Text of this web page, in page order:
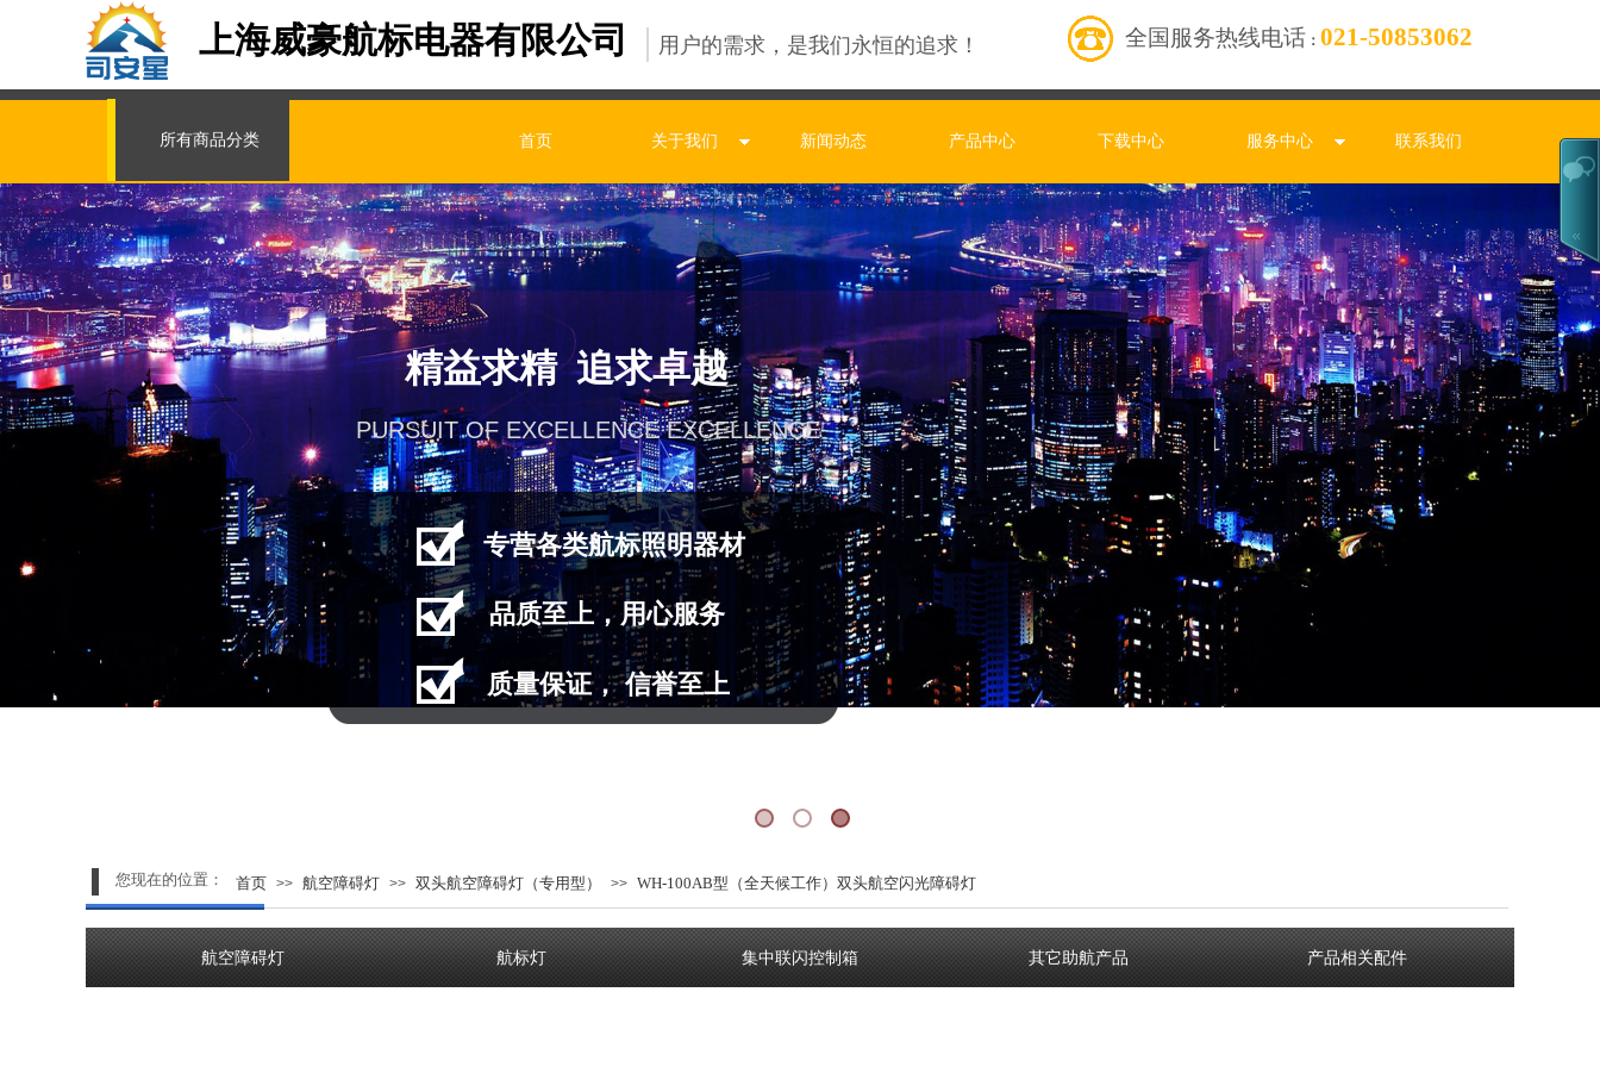
上海威豪航标电器有限公司 全国服务热线电话 ： 021-50853062
用户的需求，是我们永恒的追求！
所有商品分类 首页 关于我们 新闻动态 产品中心 下载中心 服务中心 联系我们
精益求精 追求卓越
PURSUIT OF EXCELLENCE EXCELLENCE
专营各类航标照明器材
品质至上，用心服务
质量保证， 信誉至上
您现在的位置： 首页 >> 航空障碍灯 >> 双头航空障碍灯（专用型） >> WH-100AB型（全天候工作）双头航空闪光障碍灯
航空障碍灯 航标灯 集中联闪控制箱 其它助航产品 产品相关配件